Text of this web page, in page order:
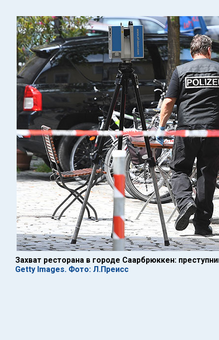
Захват ресторана в городе Саарбрюккен:
Getty Images. Фото: Л.Преисс